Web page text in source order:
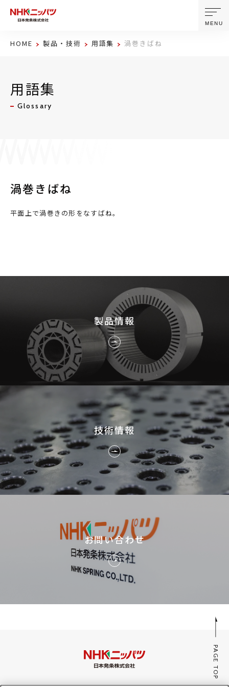
JP EN
お問い合わせ
製品・技術
サステナビリティ
株主・投資家情報
MENU
HOME 製品・技術 用語集 渦巻きばね
用語集
Glossary
渦巻きばね
平面上で渦巻きの形をなすばね。
製品情報
技術情報
お問い合わせ
PAGE TOP